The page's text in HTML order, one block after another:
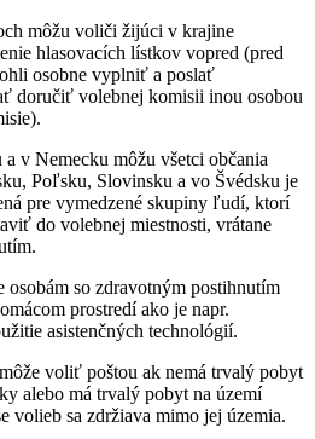
môžu voliči žijúci v krajine
hlasovacích lístkov vopred (pred
osobne vyplniť a poslať
doručiť volebnej komisii inou osobou
v Nemecku môžu všetci občania
Poľsku, Slovinsku a vo Švédsku je
pre vymedzené skupiny ľudí, ktorí
do volebnej miestnosti, vrátane
osobám so zdravotným postihnutím
prostredí ako je napr.
asistenčných technológií.
voliť poštou ak nemá trvalý pobyt
alebo má trvalý pobyt na území
volieb sa zdržiava mimo jej územia.